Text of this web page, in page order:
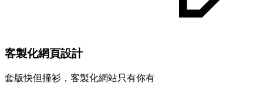
客製化網頁設計
套版快但撞衫，客製化網站只有你有